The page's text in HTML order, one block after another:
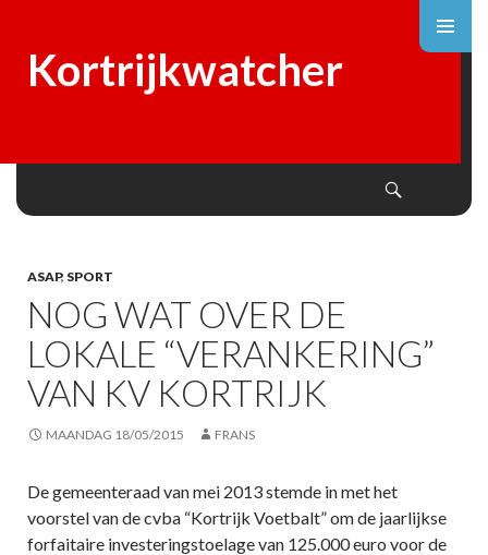
Kortrijkwatcher
ASAP, SPORT
NOG WAT OVER DE
LOKALE “VERANKERING”
VAN KV KORTRIJK
MAANDAG 18/05/2015 FRANS
De gemeenteraad van mei 2013 stemde in met het
voorstel van de cvba “Kortrijk Voetbalt” om de jaarlijkse
forfaitaire investeringstoelage van 125.000 euro voor de